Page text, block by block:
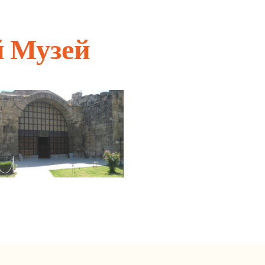
Музей